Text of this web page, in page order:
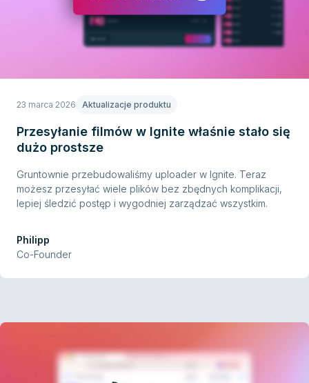
23 marca 2026 Aktualizacje produktu
Przesyłanie filmów w Ignite właśnie stało się
dużo prostsze
Gruntownie przebudowaliśmy uploader w Ignite. Teraz
możesz przesyłać wiele plików bez zbędnych komplikacji,
lepiej śledzić postęp i wygodniej zarządzać wszystkim.
Philipp
Co-Founder